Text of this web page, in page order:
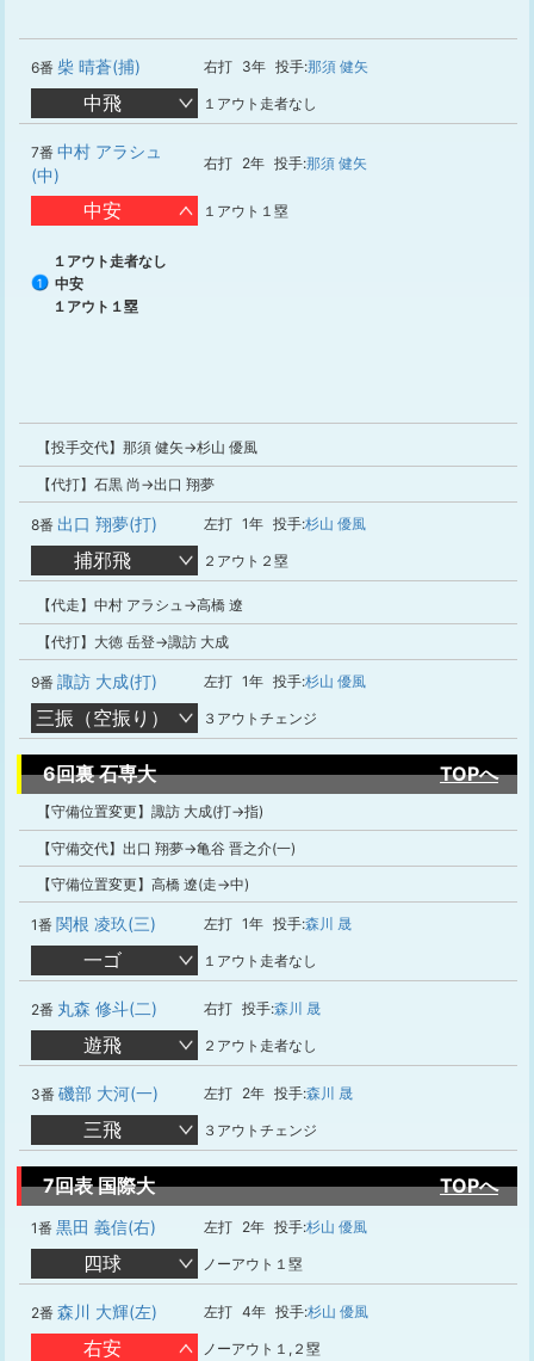
6番 柴 晴蒼(捕) 右打 3年 投手:那須 健矢
中飛 １アウト走者なし
7番 中村 アラシュ
(中)
右打 2年 投手:那須 健矢
中安 １アウト１塁
１アウト走者なし
1
中安
１アウト１塁
【投手交代】那須 健矢→杉山 優風
【代打】石黒 尚→出口 翔夢
8番 出口 翔夢(打) 左打 1年 投手:杉山 優風
捕邪飛 ２アウト２塁
【代走】中村 アラシュ→高橋 遼
【代打】大徳 岳登→諏訪 大成
9番 諏訪 大成(打) 左打 1年 投手:杉山 優風
三振（空振り） ３アウトチェンジ
6回裏 石専大 TOPへ
【守備位置変更】諏訪 大成(打→指)
【守備交代】出口 翔夢→亀谷 晋之介(一)
【守備位置変更】高橋 遼(走→中)
1番 関根 凌玖(三) 左打 1年 投手:森川 晟
一ゴ １アウト走者なし
2番 丸森 修斗(二) 右打 投手:森川 晟
遊飛 ２アウト走者なし
3番 磯部 大河(一) 左打 2年 投手:森川 晟
三飛 ３アウトチェンジ
7回表 国際大 TOPへ
1番 黒田 義信(右) 左打 2年 投手:杉山 優風
四球 ノーアウト１塁
2番 森川 大輝(左) 左打 4年 投手:杉山 優風
右安 ノーアウト１,２塁